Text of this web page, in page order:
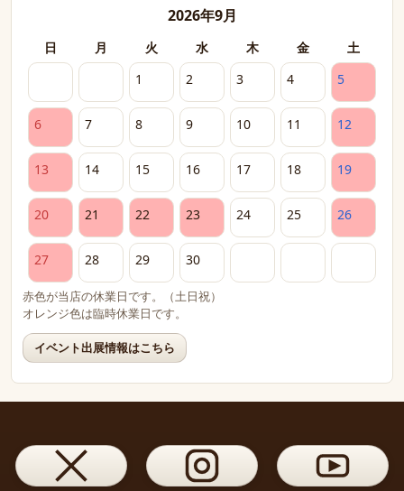
2026年9月
日 月 火 水 木 金
土
1
2 3 4 5
6 7 8 9 10 11 12
13 14 15 16 17 18 19
20 21 22 23 24 25 26
27 28 29 30
赤色が当店の休業日です。（土日祝）
オレンジ色は臨時休業日です。
イベント出展情報はこちら